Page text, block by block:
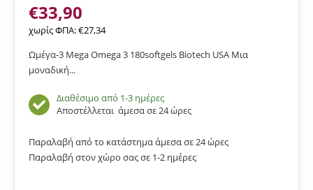
€33,90
χωρίς ΦΠΑ:€27,34
Ωμέγα-3 Mega Omega 3 180softgels Biotech USA Μια
μοναδική...
Διαθέσιμο από 1-3 ημέρες
Αποστέλλεται άμεσα σε 24 ώρες
Παραλαβή από το κατάστημα άμεσα σε 24 ώρες
Παραλαβή στον χώρο σας σε 1-2 ημέρες